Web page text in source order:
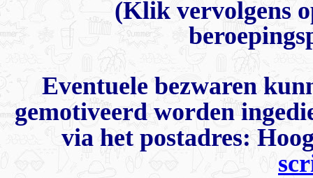
(Klik vervolgens
Eventuele bezwaren
gemotiveerd worden
via het postadres: